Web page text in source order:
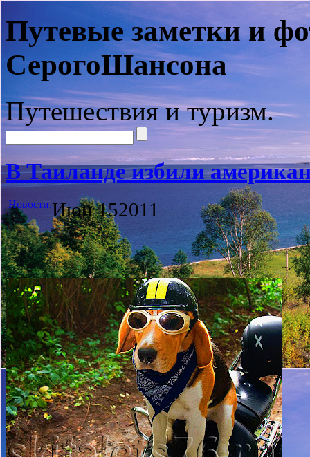
Путевые заметки и
СерогоШансона
Путешествия и туризм.
В Таиланде избили
Новости.Июн 152011